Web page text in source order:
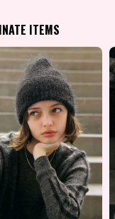
ITEMS